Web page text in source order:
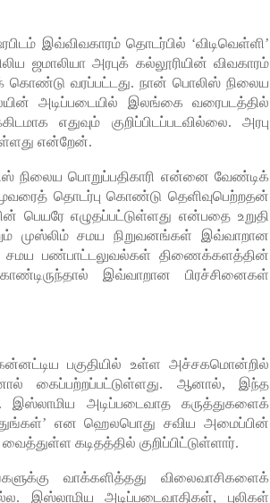
இவ்விவகாரம் தொடர்பில் ‘விடிவெள்ளி’
ஜமாலியா அரபுக் கல்லூரியின் விவகாரம்
கொண்டு வரப்பட்டது. நான் பொலிஸ் நிலைய
அடிப்படையில் இலங்கை வரைபடத்தில்
எதுவும் குறிப்பிடப்படவில்லை. அரபு
என்றேன்.
நிலைய பொறுப்பதிகாரி என்னை வேண்டிக்
தொடர்பு கொண்டு தெளிவுபெற்றதன்
பெயரே எழுதப்பட்டுள்ளது என்பதை உறுதி
முஸ்லிம் சமய நிறுவனங்கள் இவ்வாறான
சமய பண்பாட்டலுவல்கள் திணைக்களத்தின்
இவ்வாறான பிரச்சினைகள்
பகுதியில் உள்ள அச்சகமொன்றில்
கைப்பற்றப்பட்டுள்ளது. ஆனால், இந்த
அடிப்படைவாத கருத்துகளைக்
என ஹெலபொது சவிய அமைப்பின்
கடிதத்தில் குறிப்பிட்டுள்ளார்.
வாக்களித்தது விலைவாசிகளைக்
இஸ்லாமிய அடிப்படைவாதிகள், புலிகள்